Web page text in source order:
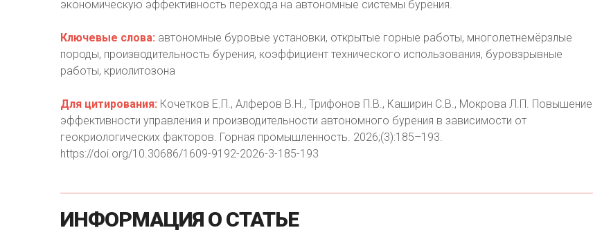
экономическую эффективность перехода на автономные системы бурения.
Ключевые слова: автономные буровые установки, открытые горные работы, многолетнемёрзлые
породы, производительность бурения, коэффициент технического использования, буровзрывные
работы, криолитозона
Для цитирования: Кочетков Е.П., Алферов В.Н., Трифонов П.В., Каширин С.В., Мокрова Л.П. Повышение
эффективности управления и производительности автономного бурения в зависимости от
геокриологических факторов. Горная промышленность. 2026;(3):185–193.
https://doi.org/10.30686/1609-9192-2026-3-185-193
ИНФОРМАЦИЯ О СТАТЬЕ